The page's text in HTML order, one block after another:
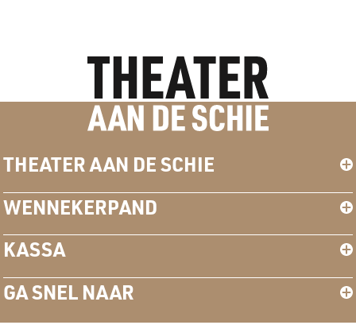
THEATER AAN DE SCHIE
WENNEKERPAND
KASSA
GA SNEL NAAR